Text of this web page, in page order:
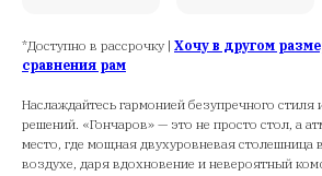
*Доступно в рассрочку | Хочу в другом
сравнения рам
Наслаждайтесь гармонией безупречного
решений. «Гончаров» — это не просто стол, а
место, где мощная двухуровневая столешница
воздухе, даря вдохновение и невероятный